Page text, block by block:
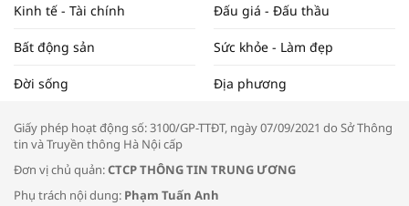
Tọa đàm “Xúc tiến thương mại: Khơi
Kinh tế - Tài chính Đấu giá - Đấu thầu
Bất động sản Sức khỏe - Làm đẹp
Đời sống Địa phương
Giấy phép hoạt động số: 3100/GP-TTĐT, ngày 07/09/2021 do Sở Thông
tin và Truyền thông Hà Nội cấp
Đơn vị chủ quản:CTCP THÔNG TIN TRUNG ƯƠNG
Phụ trách nội dung: Phạm Tuấn Anh